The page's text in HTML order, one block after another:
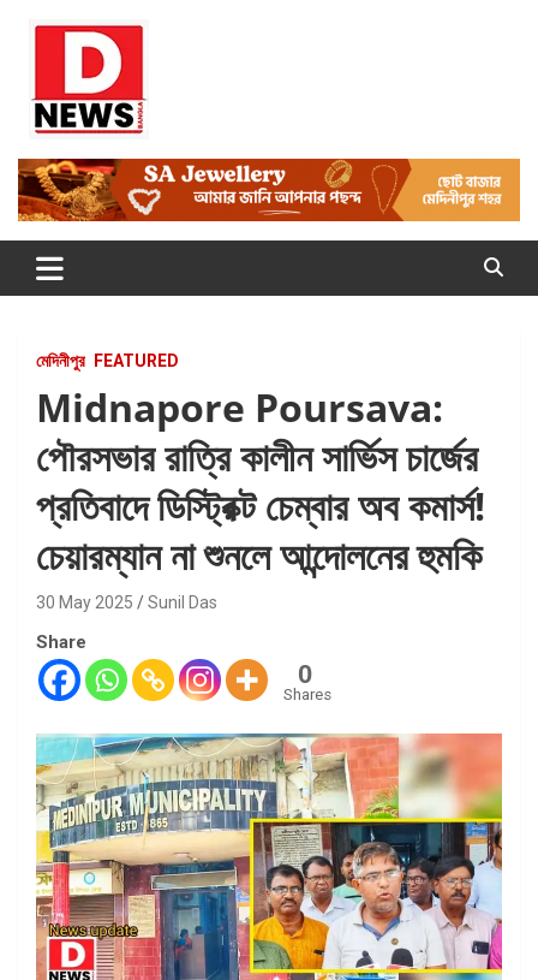
Dnews
#Medinipur24X7News
মেদিনীপুর FEATURED
Midnapore Poursava:
পৌরসভার রাত্রি কালীন সার্ভিস চার্জের
প্রতিবাদে ডিস্ট্রিক্ট চেম্বার অব কমার্স!
চেয়ারম্যান না শুনলে আন্দোলনের হুমকি
30 May 2025 Sunil Das
Share
0
Shares